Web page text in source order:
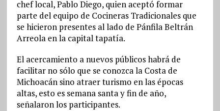
chef local, Pablo Diego, quien aceptó formar
parte del equipo de Cocineras Tradicionales que
se hicieron presentes al lado de Pánfila Beltrán
Arreola en la capital tapatía.
El acercamiento a nuevos públicos habrá de
facilitar no sólo que se conozca la Costa de
Michoacán sino atraer turismo en las épocas
altas, esto es semana santa y fin de año,
señalaron los participantes.